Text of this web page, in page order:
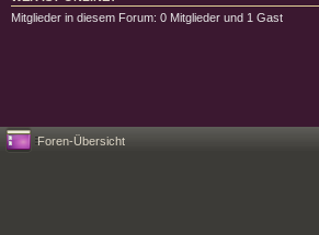
Mitglieder in diesem Forum: 0 Mitglieder und 1 Gast
Foren-Übersicht